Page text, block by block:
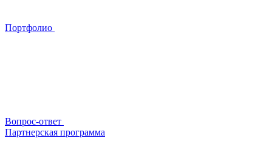
Портфолио
Вопрос-ответ
Партнерская программа